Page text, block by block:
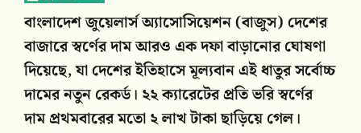
বাংলাদেশ জুয়েলার্স অ্যাসোসিয়েশন (বাজুস) দেশের
বাজারে স্বর্ণের দাম আরও এক দফা বাড়ানোর ঘোষণা
দিয়েছে, যা দেশের ইতিহাসে মূল্যবান এই ধাতুর সর্বোচ্চ
দামের নতুন রেকর্ড। ২২ ক্যারেটের প্রতি ভরি স্বর্ণের
দাম প্রথমবারের মতো ২ লাখ টাকা ছাড়িয়ে গেল।